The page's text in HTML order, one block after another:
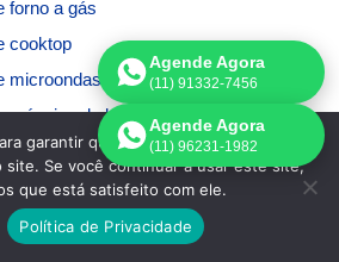
forno a gás
cooktop
microondas
de lavar
máquina de secar
máquina de lavar e secar
Agende Agora
(11) 91332-7456
Agende Agora
(11) 96231-1982
garantir que oferecemos a melhor
site. Se você continuar a usar este site,
que está satisfeito com ele.
Política de Privacidade